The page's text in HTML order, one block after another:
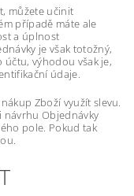
můžete učinit
případě máte ale
a úplnost
je však totožný,
výhodou však je,
údaje.
Zboží využít slevu.
návrhu Objednávky
pole. Pokud tak